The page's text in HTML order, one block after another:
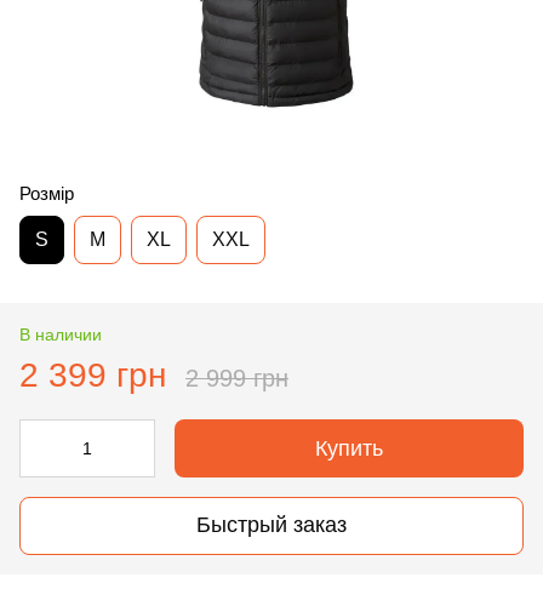
Розмір
S M XL XXL
В наличии
2 399 грн 2 999 грн
Купить
Быстрый заказ